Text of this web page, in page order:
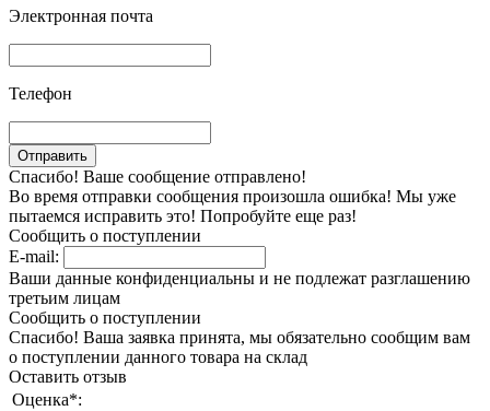
Электронная почта
Телефон
Спасибо! Ваше сообщение отправлено!
Во время отправки сообщения произошла ошибка! Мы уже
пытаемся исправить это! Попробуйте еще раз!
Сообщить о поступлении
E-mail:
Ваши данные конфиденциальны и не подлежат разглашению
третьим лицам
Сообщить о поступлении
Спасибо! Ваша заявка принята, мы обязательно сообщим вам
о поступлении данного товара на склад
Оставить отзыв
Оценка*: